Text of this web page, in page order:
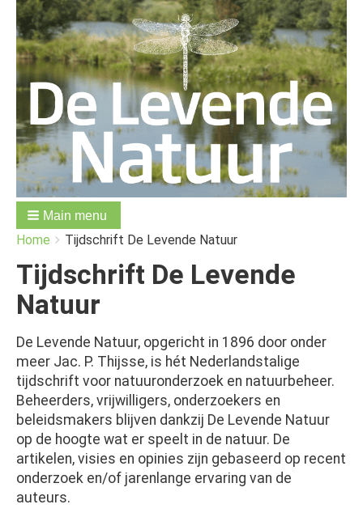
Main menu
Breadcrumbs
You
here:
Home Tijdschrift De Levende Natuur
Tijdschrift De Levende
Natuur
De Levende Natuur, opgericht in 1896 door onder
meer Jac. P. Thijsse, is hét Nederlandstalige
tijdschrift voor natuuronderzoek en natuurbeheer.
Beheerders, vrijwilligers, onderzoekers en
beleidsmakers blijven dankzij De Levende Natuur
op de hoogte wat er speelt in de natuur. De
artikelen, visies en opinies zijn gebaseerd op recent
onderzoek en/of jarenlange ervaring van de
auteurs.